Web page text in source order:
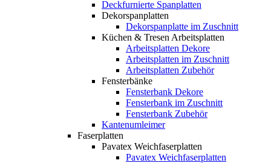
Deckfurnierte Spanplatten
Dekorspanplatten
Dekorspanplatte im Zuschnitt
Küchen & Tresen Arbeitsplatten
Arbeitsplatten Dekore
Arbeitsplatten im Zuschnitt
Arbeitsplatten Zubehör
Fensterbänke
Fensterbank Dekore
Fensterbank im Zuschnitt
Fensterbank Zubehör
Kantenumleimer
Faserplatten
Pavatex Weichfaserplatten
Pavatex Weichfaserplatten